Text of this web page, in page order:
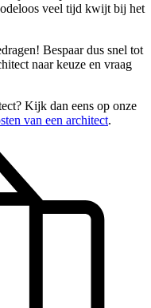
veel tijd kwijt bij het
Bespaar dus snel tot
naar keuze en vraag
Kijk dan eens op onze
van een architect.